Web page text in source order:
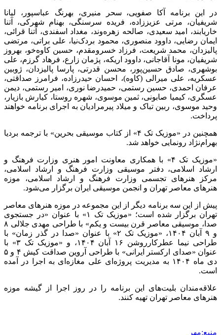
در این برنامه آکا صفویی، سحر منیری، بهرنگ عباسپور، لیانا
شریفیان، مرتی عزیززاده، فریده سرسنگی، بهنام شهرکی، آتنا
خاریابند، امید سعیدی، صالحه زهره‌وند، مغداد اسفندی، آتنا قرائی،
ایمان رضایی، داوود منصوری، محمود بردک‌نیا، علی براتی، مرتضی
پالیزدان، محمد شریعت، فرزاد خسرومقدم، حسین کاوه‌خو، بهروز
شریفیان، مونا آقاجانی، داوود اریکه، پژمان زارع، فرهاد گرزم، علی
بوشهری، صادق حسین‌پور، محسن قدرتی، پارسا پالیزدان، ژوبین
عسکریه، علی میرالی (کاوه)، احسان حیدرزاده، فرامرز صداقتی،
عرفان احمدی، حسین رستمی، حمیدرضا نوری، امیر رستمی، دیمن
عسگری، کیمیا صابونی، ثمین موسوی، شهره روستا، کیارش بازیار،
وحید موسوی، ربین تباک و میلاد پیرمرادیان به اجرای برنامه خواهند
پرداخت.
همچنین در «موزیک تک ۴» از کتاب موسیقی بحرین» با ترجمه بردیا
بهرام‌نژاد رونمایی خواهد شد.
«موزیک تک ۴» با همکاری معاونت امور هنری وزارت فرهنگ و
ارشاد اسلامی، دفتر موسیقی وزارت فرهنگ و ارشاد اسلامی،
مرکز هنرهای تجسمی وزارت فرهنگ و ارشاد اسلامی، موزه
هنرهای معاصر تهران و انجمن موسیقی ایران برگزار می‌شود.
پیش از این سه برنامه دیگر از این مجموعه در موزه هنرهای معاصر
تهران برگزار شده است؛ «موزیک تک ۱» با عنوان «در جستجوی
صدا، موسیقی معاصر قرن بیست و یکم» با طراحی مهدی جلالی ۸
و ۹ آبان ۱۴۰۴، «موزیک تک ۲» با عنوان «صدا در گذر زمان» با
طراحی نیما عطرکارروشن ۱۶ آبان ۱۴۰۴، و «موزیک تک ۳» با
عنوان «صدای ارکستر ایرانی» با طراحی آروین صداقت کیش ۴ و ۵
دی ماه ۱۴۰۴ به مدیریت پروژه‌ای علی مغازه‌ای به اجرا در آمده
است.
علاقه‌مندان بلیت‌های این برنامه را در روز اجرا از گیشه موزه
هنرهای معاصر تهران تهیه کنند.
منبع:مهر